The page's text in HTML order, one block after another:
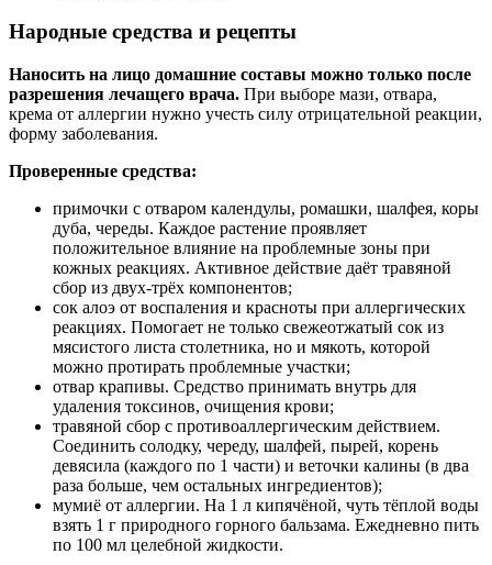
Народные средства и рецепты
Наносить на лицо домашние составы можно только после
разрешения лечащего врача. При выборе мази, отвара,
крема от аллергии нужно учесть силу отрицательной реакции,
форму заболевания.
Проверенные средства:
примочки с отваром календулы, ромашки, шалфея, коры
дуба, череды. Каждое растение проявляет
положительное влияние на проблемные зоны при
кожных реакциях. Активное действие даёт травяной
сбор из двух-трёх компонентов;
сок алоэ от воспаления и красноты при аллергических
реакциях. Помогает не только свежеотжатый сок из
мясистого листа столетника, но и мякоть, которой
можно протирать проблемные участки;
отвар крапивы. Средство принимать внутрь для
удаления токсинов, очищения крови;
травяной сбор с противоаллергическим действием.
Соединить солодку, череду, шалфей, пырей, корень
девясила (каждого по 1 части) и веточки калины (в два
раза больше, чем остальных ингредиентов);
мумиё от аллергии. На 1 л кипячёной, чуть тёплой воды
взять 1 г природного горного бальзама. Ежедневно пить
по 100 мл целебной жидкости.